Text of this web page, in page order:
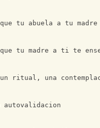
tu abuela a tu
tu madre a ti te
ritual, una
autovalidacion